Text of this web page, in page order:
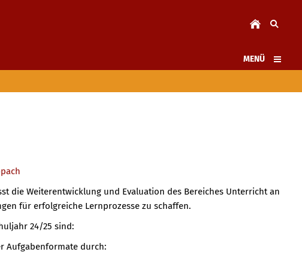
MENÜ
die Weiterentwicklung und Evaluation des Bereiches Unterricht an
für erfolgreiche Lernprozesse zu schaffen.
24/25 sind:
Aufgabenformate durch: